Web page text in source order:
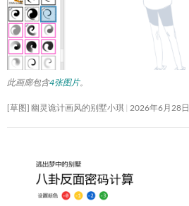
此画廊包含4张图片。
[草图] 幽灵诡计画风的别墅小琪 2026年6月28日